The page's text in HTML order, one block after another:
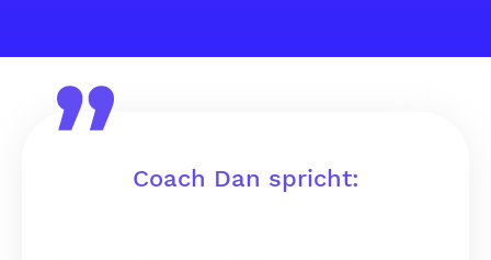
Coach Dan spricht: